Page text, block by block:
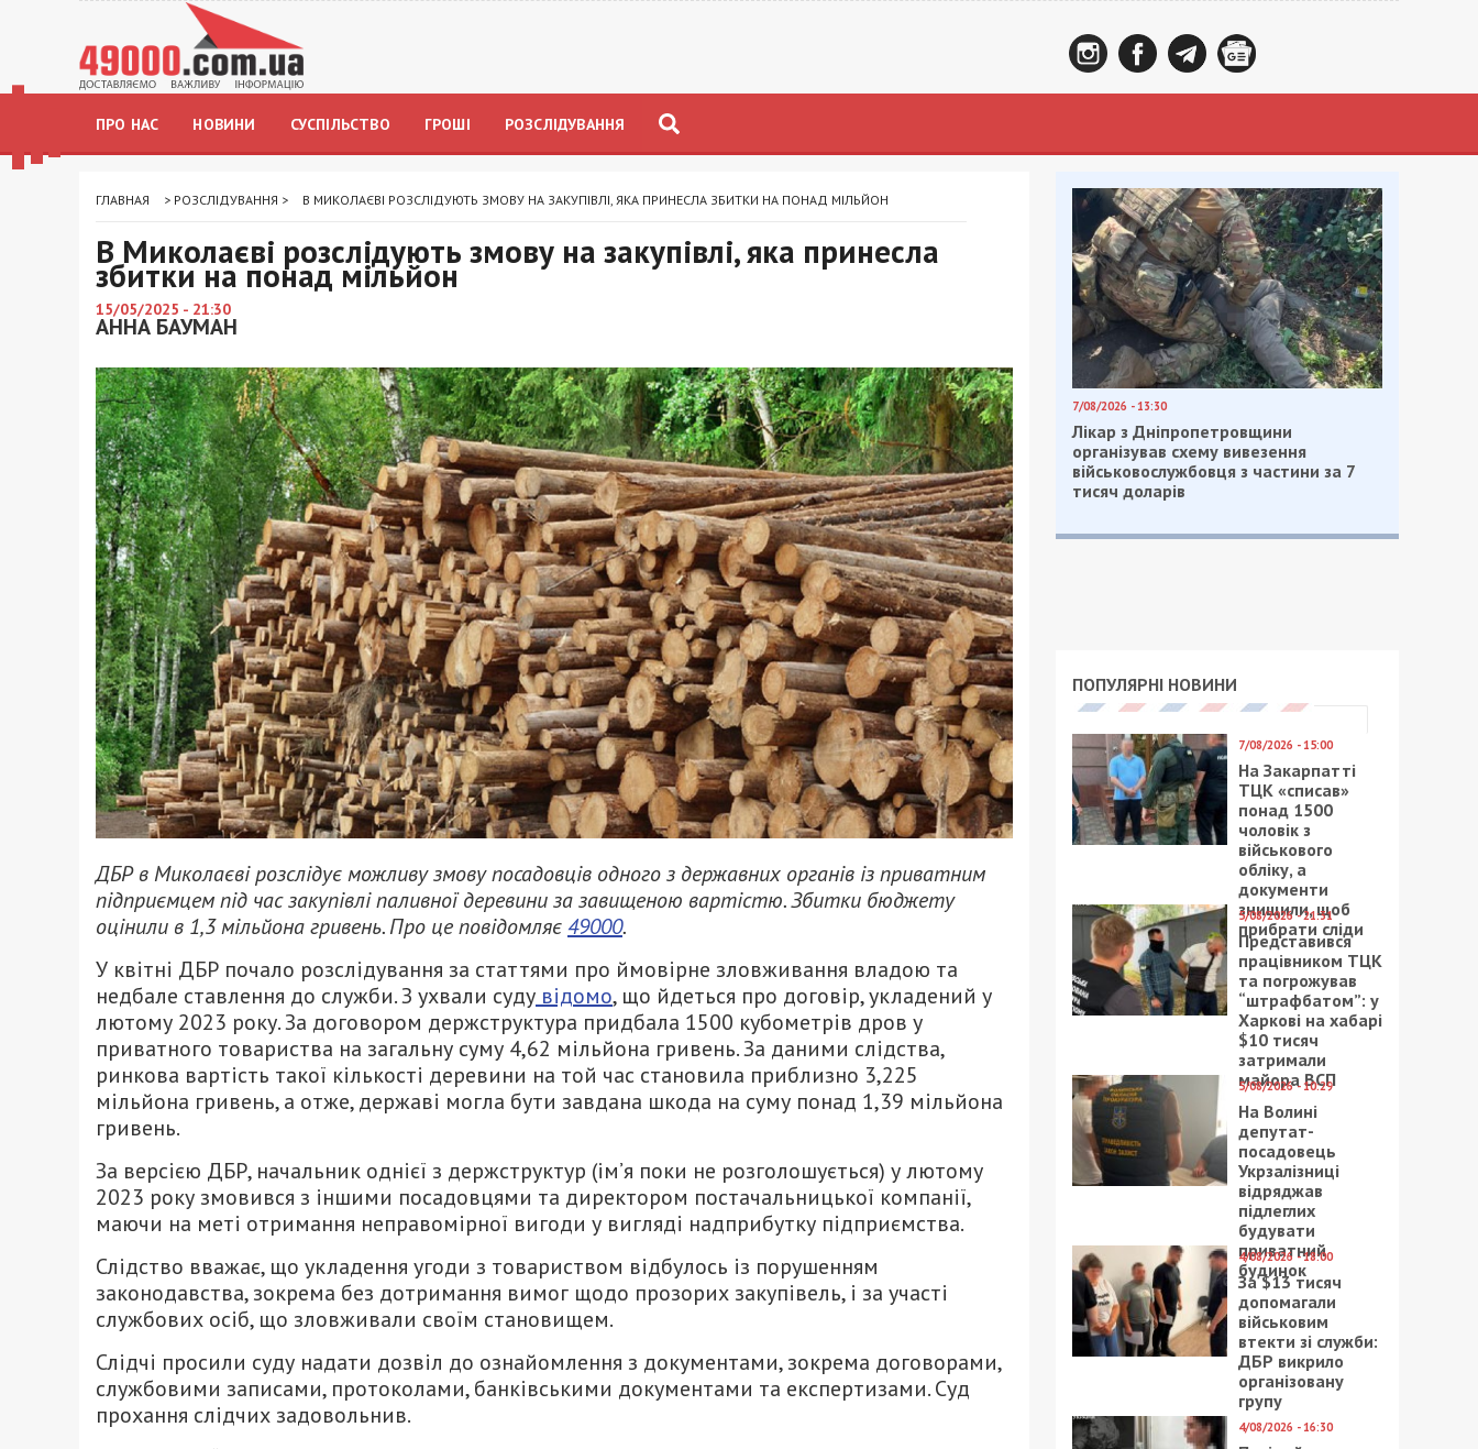
ПРО НАС НОВИНИ СУСПІЛЬСТВО ГРОШІ РОЗСЛІДУВАННЯ
ГЛАВНАЯ > РОЗСЛІДУВАННЯ > В МИКОЛАЄВІ РОЗСЛІДУЮТЬ ЗМОВУ НА ЗАКУПІВЛІ, ЯКА ПРИНЕСЛА ЗБИТКИ НА ПОНАД МІЛЬЙОН
В Миколаєві розслідують змову на закупівлі, яка принесла
збитки на понад мільйон
15/05/2025 - 21:30
АННА БАУМАН
ДБР в Миколаєві розслідує можливу змову посадовців одного з державних органів із приватним
підприємцем під час закупівлі паливної деревини за завищеною вартістю. Збитки бюджету
оцінили в 1,3 мільйона гривень. Про це повідомляє49000.
У квітні ДБР почало розслідування за статтями про ймовірне зловживання владою та
недбале ставлення до служби. З ухвали суду відомо, що йдеться про договір, укладений у
лютому 2023 року. За договором держструктура придбала 1500 кубометрів дров у
приватного товариства на загальну суму 4,62 мільйона гривень. За даними слідства,
ринкова вартість такої кількості деревини на той час становила приблизно 3,225
мільйона гривень, а отже, державі могла бути завдана шкода на суму понад 1,39 мільйона
гривень.
За версією ДБР, начальник однієї з держструктур (ім’я поки не розголошується) у лютому
2023 року змовився з іншими посадовцями та директором постачальницької компанії,
маючи на меті отримання неправомірної вигоди у вигляді надприбутку підприємства.
Слідство вважає, що укладення угоди з товариством відбулось із порушенням
законодавства, зокрема без дотримання вимог щодо прозорих закупівель, і за участі
службових осіб, що зловживали своїм становищем.
Слідчі просили суду надати дозвіл до ознайомлення з документами, зокрема договорами,
службовими записами, протоколами, банківськими документами та експертизами. Суд
прохання слідчих задовольнив.
7/08/2026 - 13:30
Лікар з Дніпропетровщини
організував схему вивезення
військовослужбовця з частини за 7
тисяч доларів
ПОПУЛЯРНІ НОВИНИ
7/08/2026 - 15:00
На Закарпатті
ТЦК «списав»
понад 1500
чоловік з
військового
обліку, а
документи
знищили, щоб
прибрати сліди
5/08/2026 - 21:31
Представився
працівником ТЦК
та погрожував
“штрафбатом”: у
Харкові на хабарі
$10 тисяч
затримали
майора ВСП
5/08/2026 - 10:29
На Волині
депутат-
посадовець
Укрзалізниці
відряджав
підлеглих
будувати
приватний
будинок
4/08/2026 - 18:00
За $13 тисяч
допомагали
військовим
втекти зі служби:
ДБР викрило
організовану
групу
4/08/2026 - 16:30